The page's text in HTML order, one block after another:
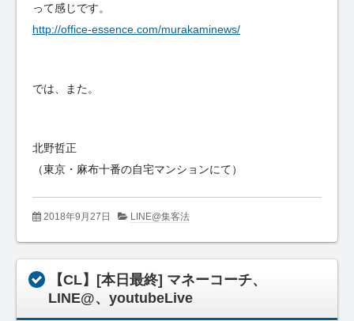
って感じです。
http://office-essence.com/murakaminews/
では、また。
北野哲正
（東京・麻布十番の自宅マンションにて）
2018年9月27日 LINE@集客法
【CL】[本日最終] マネーコーチ、
LINE@、youtubeLive